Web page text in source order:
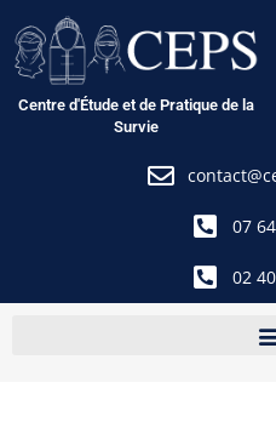
au
contenu
Centre d'Étude et de Pratique de la
Survie
07
02